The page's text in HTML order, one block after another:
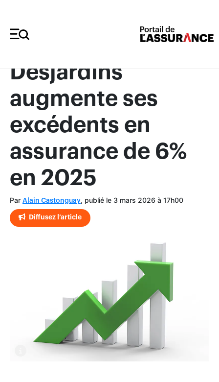
Desjardins
augmente ses
excédents en
assurance de 6%
en 2025
Par Alain Castonguay, publié le 3 mars 2026 à 17h00
Diffusez l’article